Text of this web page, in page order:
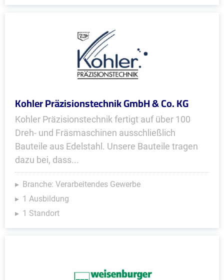
Kohler Präzisionstechnik GmbH & Co. KG
Kohler Präzisionstechnik fertigt auf über 100
Dreh- und Fräsmaschinen ausschließlich
Bauteile aus Edelstahl. Unsere Bauteile tragen
dazu bei, dass...
Branche: Verarbeitendes Gewerbe
1 Ausbildung
1 Standort